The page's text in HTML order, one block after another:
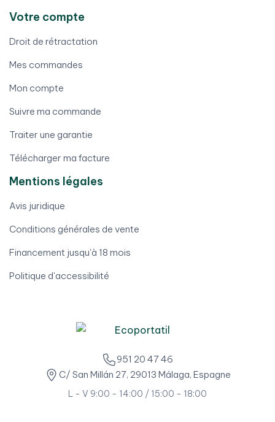
Votre compte
Droit de rétractation
Mes commandes
Mon compte
Suivre ma commande
Traiter une garantie
Télécharger ma facture
Mentions légales
Avis juridique
Conditions générales de vente
Financement jusqu'à 18 mois
Politique d'accessibilité
951 20 47 46
C/ San Millán 27, 29013 Málaga, Espagne
L - V 9:00 - 14:00 / 15:00 - 18:00